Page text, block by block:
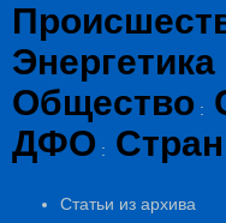
Общество :
ДФО :
Статьи из архива